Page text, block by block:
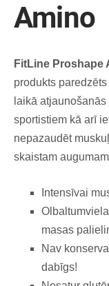
Amino
FitLine Proshape
produkts
laikā
sportistiem kā arī
nepazaudēt
skaistam
Intensīvai
masas
Nav
dabīgs!